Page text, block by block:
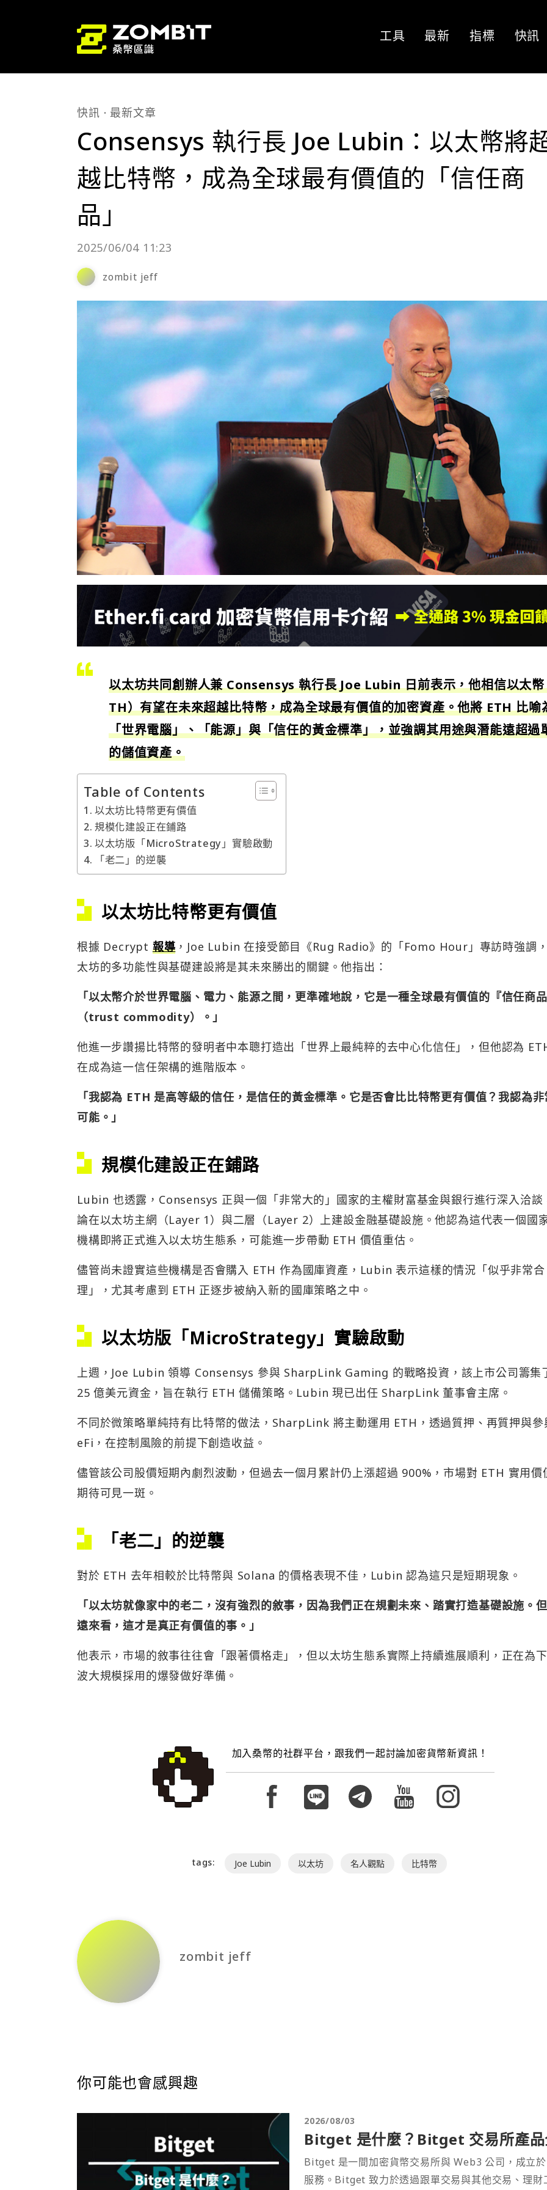
工具 最新 指標 快訊
快訊 最新文章
Consensys 執行長 Joe Lubin：以太幣將
越比特幣，成為全球最有價值的「信任商
品」
2025/06/04 11:23
zombit jeff
以太坊共同創辦人兼 Consensys 執行長 Joe Lubin 日前表示，他相信以太幣
TH）有望在未來超越比特幣，成為全球最有價值的加密資產。他將 ETH 比喻
「世界電腦」、「能源」與「信任的黃金標準」，並強調其用途與潛能遠超過
的儲值資產。
Table of Contents
以太坊比特幣更有價值
規模化建設正在鋪路
以太坊版「MicroStrategy」實驗啟動
「老二」的逆襲
以太坊比特幣更有價值
根據 Decrypt 報導 ，Joe Lubin 在接受節目《Rug Radio》的「Fomo Hour」專訪時強調
太坊的多功能性與基礎建設將是其未來勝出的關鍵。他指出：
「以太幣介於世界電腦、電力、能源之間，更準確地說，它是一種全球最有價值的『信任商品
（trust commodity）。」
他進一步讚揚比特幣的發明者中本聰打造出「世界上最純粹的去中心化信任」，但他認為
在成為這一信任架構的進階版本。
「我認為 ETH 是高等級的信任，是信任的黃金標準。它是否會比比特幣更有價值？我認為非
可能。」
規模化建設正在鋪路
Lubin 也透露，Consensys 正與一個「非常大的」國家的主權財富基金與銀行進行深入洽談
論在以太坊主網（Layer 1）與二層（Layer 2）上建設金融基礎設施。他認為這代表一個國
機構即將正式進入以太坊生態系，可能進一步帶動 ETH 價值重估。
儘管尚未證實這些機構是否會購入 ETH 作為國庫資產，Lubin 表示這樣的情況「似乎非常合
理」，尤其考慮到 ETH 正逐步被納入新的國庫策略之中。
以太坊版「MicroStrategy」實驗啟動
上週，Joe Lubin 領導 Consensys 參與 SharpLink Gaming 的戰略投資，該上市公司籌集
25 億美元資金，旨在執行 ETH 儲備策略。Lubin 現已出任 SharpLink 董事會主席。
不同於微策略單純持有比特幣的做法，SharpLink 將主動運用 ETH，透過質押、再質押與參
eFi，在控制風險的前提下創造收益。
儘管該公司股價短期內劇烈波動，但過去一個月累計仍上漲超過 900%，市場對 ETH 實用價
期待可見一斑。
「老二」的逆襲
對於 ETH 去年相較於比特幣與 Solana 的價格表現不佳，Lubin 認為這只是短期現象。
「以太坊就像家中的老二，沒有強烈的敘事，因為我們正在規劃未來、踏實打造基礎設施。
遠來看，這才是真正有價值的事。」
他表示，市場的敘事往往會「跟著價格走」，但以太坊生態系實際上持續進展順利，正在為
波大規模採用的爆發做好準備。
加入桑幣的社群平台，跟我們一起討論加密貨幣新資訊！
tags: Joe Lubin 以太坊 名人觀點 比特幣
zombit jeff
你可能也會感興趣
2026/08/03
Bitget 是什麼？Bitget 交易所產品
Bitget 是一間加密貨幣交易所與 Web3 公司，成立
服務。Bitget 致力於透過跟單交易與其他交易、理財